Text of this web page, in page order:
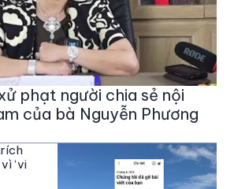
phạt người chia sẻ nội
của bà Nguyễn Phương
‘vi